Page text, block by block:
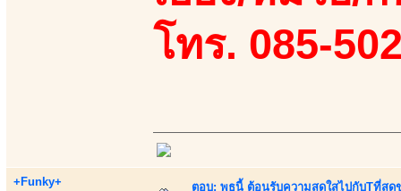
โทร. 085-
+Funky+
ตอบ: พุธนี้ ต้อนรับความสดใสไปกับTที่สุด